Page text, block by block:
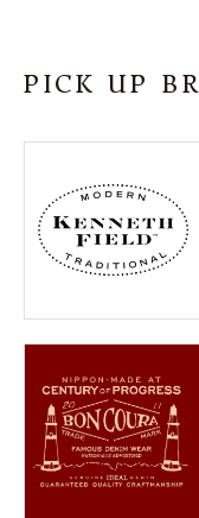
プライバシーポリシー
特定商取引法について
お問い合わせ
OFFICIAL WEB
meeting_room ログイン
PICK UP